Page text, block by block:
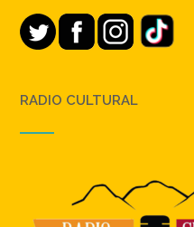
RADIO CULTURAL